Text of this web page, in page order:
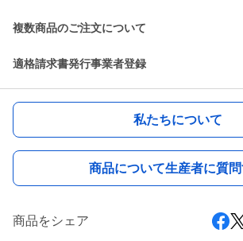
複数商品のご注文について
適格請求書発行事業者登録
私たちについて
商品について生産者に質
商品をシェア